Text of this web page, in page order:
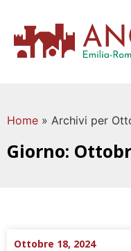
Home » Archivi per
Giorno:
Ottobre 18, 2024